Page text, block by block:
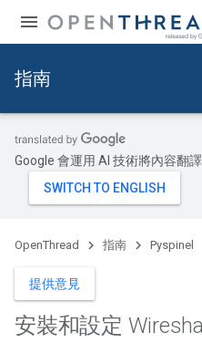
指南
Google 會運用 AI 技術將內容翻
OpenThread 指南 Pyspinel
提供意見
安裝和設定